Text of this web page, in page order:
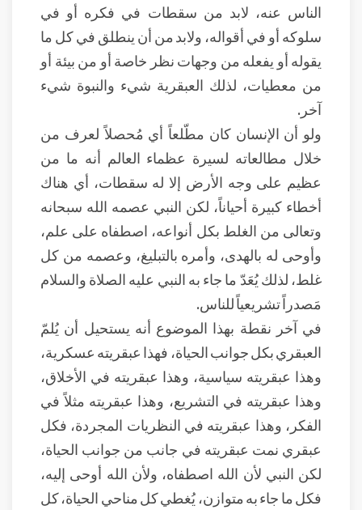
الناس عنه، لابد من سقطات في فكره أو في
سلوكه أو في أقواله، ولابد من أن ينطلق في كل ما
يقوله أو يفعله من وجهات نظر خاصة أو من بيئة أو
من معطيات، لذلك العبقرية شيء والنبوة شيء
آخر.
ولو أن الإنسان كان مطّلعاً أي مُحصلاً لعرف من
خلال مطالعاته لسيرة عظماء العالم أنه ما من
عظيم على وجه الأرض إلا له سقطات، أي هناك
أخطاء كبيرة أحياناً، لكن النبي عصمه الله سبحانه
وتعالى من الغلط بكل أنواعه، اصطفاه على علم،
وأوحى له بالهدى، وأمره بالتبليغ، وعصمه من كل
غلط، لذلك يُعَدّ ما جاء به النبي عليه الصلاة والسلام
مَصدراً تشريعياً للناس.
في آخر نقطة بهذا الموضوع أنه يستحيل أن يُلمّ
العبقري بكل جوانب الحياة، فهذا عبقريته عسكرية،
وهذا عبقريته سياسية، وهذا عبقريته في الأخلاق،
وهذا عبقريته في التشريع، وهذا عبقريته مثلاً في
الفكر، وهذا عبقريته في النظريات المجردة، فكل
عبقري نمت عبقريته في جانب من جوانب الحياة،
لكن النبي لأن الله اصطفاه، ولأن الله أوحى إليه،
فكل ما جاء به متوازن، يُغطي كل مناحي الحياة، كل